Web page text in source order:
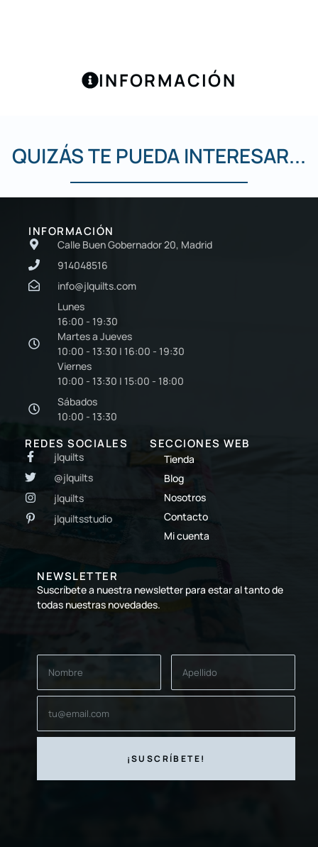
INFORMACIÓN
QUIZÁS TE PUEDA INTERESAR...
INFORMACIÓN
Calle Buen Gobernador 20, Madrid
914048516
info@jlquilts.com
Lunes
16:00 - 19:30
Martes a Jueves
10:00 - 13:30 | 16:00 - 19:30
Viernes
10:00 - 13:30 | 15:00 - 18:00
Sábados
10:00 - 13:30
REDES SOCIALES
jlquilts
@jlquilts
jlquilts
jlquiltsstudio
SECCIONES WEB
Tienda
Blog
Nosotros
Contacto
Mi cuenta
NEWSLETTER
Suscríbete a nuestra newsletter para estar al tanto de
todas nuestras novedades.